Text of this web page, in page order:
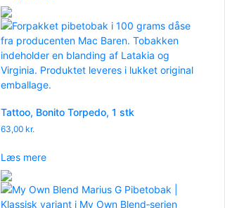
Tattoo, Bonito Torpedo, 1 stk
63,00 kr.
Læs mere